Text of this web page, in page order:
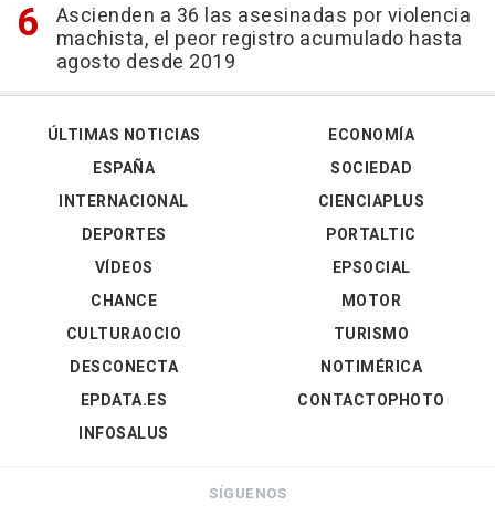
Ascienden a 36 las asesinadas por violencia
machista, el peor registro acumulado hasta
agosto desde 2019
ÚLTIMAS NOTICIAS
ESPAÑA
INTERNACIONAL
DEPORTES
VÍDEOS
ECONOMÍA
SOCIEDAD
CIENCIAPLUS
PORTALTIC
EPSOCIAL
CHANCE
CULTURAOCIO
DESCONECTA
EPDATA.ES
INFOSALUS
MOTOR
TURISMO
NOTIMÉRICA
CONTACTOPHOTO
SÍGUENOS